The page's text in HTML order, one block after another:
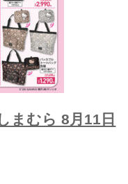
まむら 8月11日